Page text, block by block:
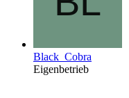
Black_Cobra
Eigenbetrieb